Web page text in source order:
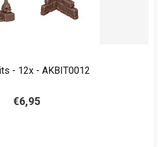
- 12x - AKBIT0012
€6,95